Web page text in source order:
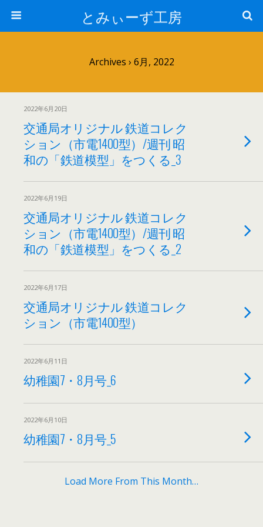
とみぃーず工房
Archives › 6月, 2022
2022年6月20日
交通局オリジナル 鉄道コレク
ション（市電1400型）/週刊 昭
和の「鉄道模型」をつくる_3
2022年6月19日
交通局オリジナル 鉄道コレク
ション（市電1400型）/週刊 昭
和の「鉄道模型」をつくる_2
2022年6月17日
交通局オリジナル 鉄道コレク
ション（市電1400型）
2022年6月11日
幼稚園7・8月号_6
2022年6月10日
幼稚園7・8月号_5
Load More From This Month…